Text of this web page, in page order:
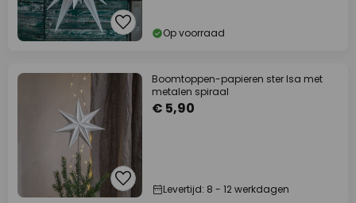
Op voorraad
Boomtoppen-papieren ster Isa met
metalen spiraal
€ 5,90
Levertijd: 8 - 12 werkdagen